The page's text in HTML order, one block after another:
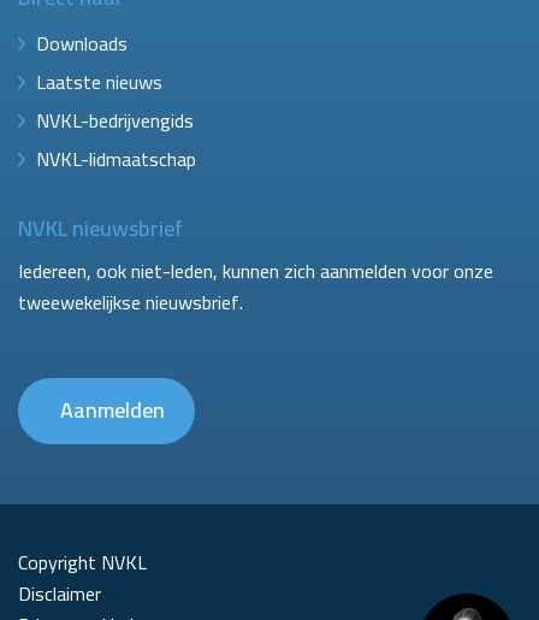
Downloads
Laatste nieuws
NVKL-bedrijvengids
NVKL-lidmaatschap
NVKL nieuwsbrief
Iedereen, ook niet-leden, kunnen zich aanmelden voor onze
tweewekelijkse nieuwsbrief.
Aanmelden
Copyright NVKL
Disclaimer